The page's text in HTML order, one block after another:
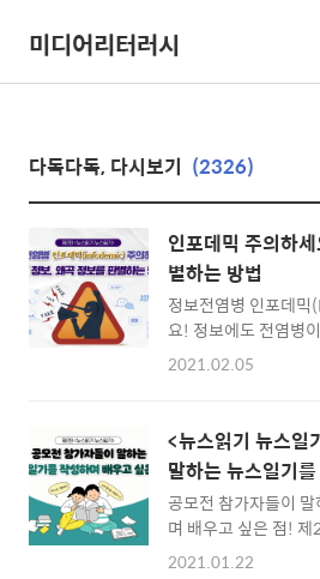
미디어리터러시
다독다독, 다시보기 (2326)
인포데믹 주의하
별하는 방법
정보전염병 인포데
요! 정보에도 전염병
나요? 거짓 정보, 왜곡
와 전염병
각종 루머들이 확산
혼란과 갈등을 유발
보는 IT 기기나 미디
때문에, 사용자가 주
연습이 필요합니다.
2021.02.05
<뉴스읽기 뉴스일
말하는 뉴스일기
공모전 참가자들이
며 배우고 싶은 점!
어들었습니다. 많은
2021.01.22